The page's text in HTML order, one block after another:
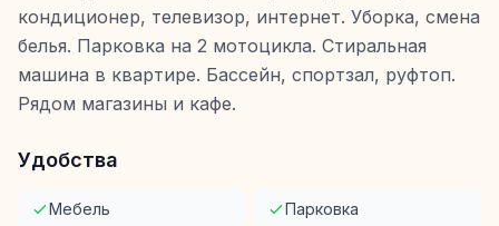
кондиционер, телевизор, интернет. Уборка, смена
белья. Парковка на 2 мотоцикла. Стиральная
машина в квартире. Бассейн, спортзал, руфтоп.
Рядом магазины и кафе.
Удобства
Мебель Парковка